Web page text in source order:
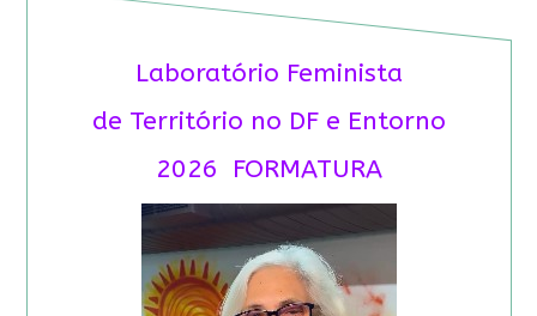
Laboratório Feminista
de Território no DF e Entorno
2026 FORMATURA